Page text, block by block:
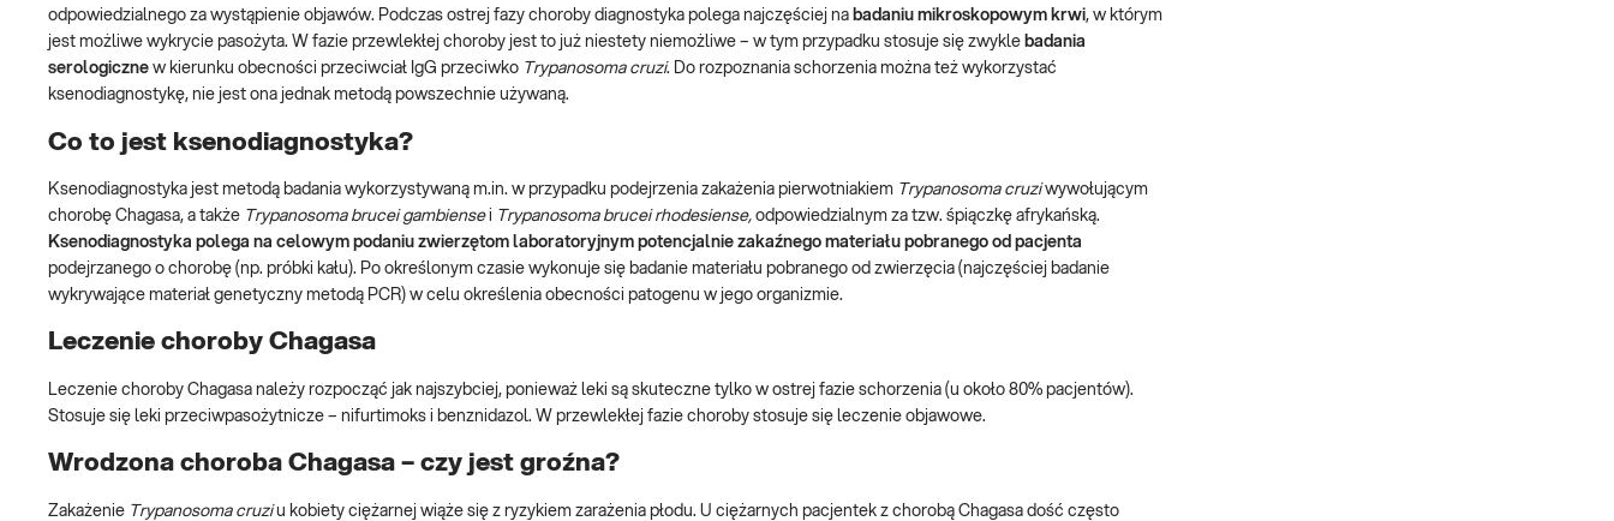
odpowiedzialnego za wystąpienie objawów. Podczas ostrej fazy choroby diagnostyka polega najczęściej na badaniu mikroskopowym krwi, w którym
jest możliwe wykrycie pasożyta. W fazie przewlekłej choroby jest to już niestety niemożliwe – w tym przypadku stosuje się zwykle badania
serologiczne w kierunku obecności przeciwciał IgG przeciwko Trypanosoma cruzi. Do rozpoznania schorzenia można też wykorzystać
ksenodiagnostykę, nie jest ona jednak metodą powszechnie używaną.
Co to jest ksenodiagnostyka?
Ksenodiagnostyka jest metodą badania wykorzystywaną m.in. w przypadku podejrzenia zakażenia pierwotniakiem Trypanosoma cruziwywołującym
chorobę Chagasa, a także Trypanosoma brucei gambiensei Trypanosoma brucei rhodesiense, odpowiedzialnym za tzw. śpiączkę afrykańską.
Ksenodiagnostyka polega na celowym podaniu zwierzętom laboratoryjnym potencjalnie zakaźnego materiału pobranego od pacjenta
podejrzanego o chorobę (np. próbki kału). Po określonym czasie wykonuje się badanie materiału pobranego od zwierzęcia (najczęściej badanie
wykrywające materiał genetyczny metodą PCR) w celu określenia obecności patogenu w jego organizmie.
Leczenie choroby Chagasa
Leczenie choroby Chagasa należy rozpocząć jak najszybciej, ponieważ leki są skuteczne tylko w ostrej fazie schorzenia (u około 80% pacjentów).
Stosuje się leki przeciwpasożytnicze – nifurtimoks i benznidazol. W przewlekłej fazie choroby stosuje się leczenie objawowe.
Wrodzona choroba Chagasa – czy jest groźna?
Zakażenie Trypanosoma cruziu kobiety ciężarnej wiąże się z ryzykiem zarażenia płodu. U ciężarnych pacjentek z chorobą Chagasa dość często